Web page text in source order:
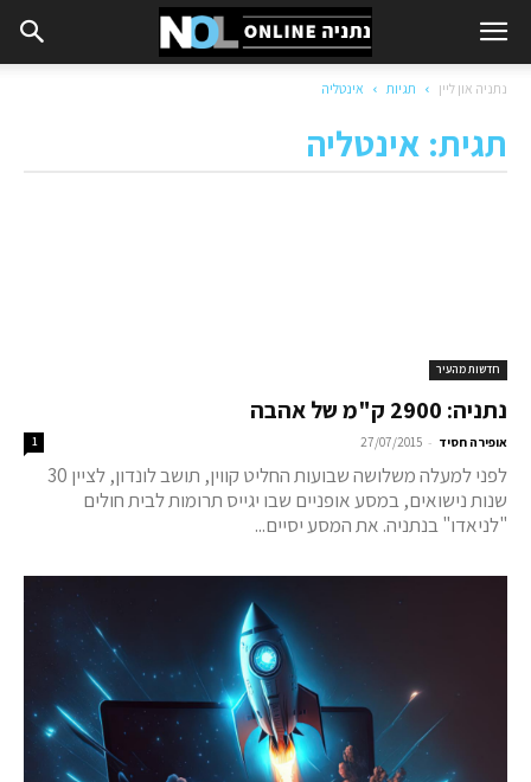
נתניה און ליין תגיות אינטליה
תגית: אינטליה
חדשות מהעיר
נתניה: 2900 ק"מ של אהבה
אופירה חסיד -
27/07/2015
1
לפני למעלה משלושה שבועות החליט קווין, תושב לונדון, לציין 30
שנות נישואים, במסע אופניים שבו יגייס תרומות לבית חולים
"לניאדו" בנתניה. את המסע יסיים...